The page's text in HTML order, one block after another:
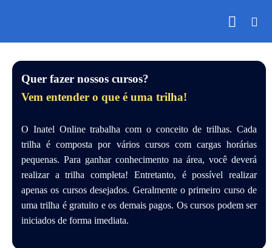
Quer fazer nossos cursos?
Vem entender o que é uma trilha!
O Inatel Online trabalha com o conceito de trilhas. Cada
trilha é composta por vários cursos com cargas horárias
pequenas. Para ganhar conhecimento na área, você deverá
realizar a trilha completa! Entretanto, é possível realizar
apenas os cursos desejados. Geralmente o primeiro curso de
uma trilha é gratuito e os demais pagos. Os cursos podem ser
iniciados de forma imediata.